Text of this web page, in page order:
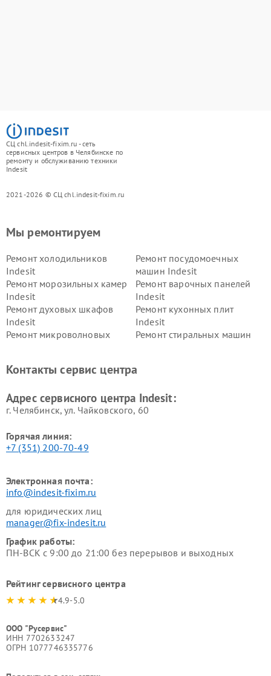
СЦ chl.indesit-fixim.ru - сеть
сервисных центров в Челябинске по
ремонту и обслуживанию техники
Indesit
2021-2026 © СЦ chl.indesit-fixim.ru
Мы ремонтируем
Ремонт холодильников
Indesit
Ремонт посудомоечных
машин Indesit
Ремонт морозильных камер
Indesit
Ремонт варочных панелей
Indesit
Ремонт духовых шкафов
Indesit
Ремонт кухонных плит
Indesit
Ремонт микроволновых
Ремонт стиральных машин
Indesit
Indesit
Контакты сервис центра
Адрес сервисного центра Indesit:
г. Челябинск, ул. Чайковского, 60
Горячая линия:
+7 (351) 200-70-49
Электронная почта:
info@indesit-fixim.ru
для юридических лиц
manager@fix-indesit.ru
График работы:
ПН-ВСК с 9:00 до 21:00 без перерывов и выходных
Рейтинг сервисного центра
4.9-5.0
ООО "Русервис"
ИНН 7702633247
ОГРН 1077746335776